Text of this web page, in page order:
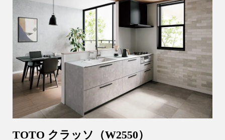
TOTO クラッソ（W2550）